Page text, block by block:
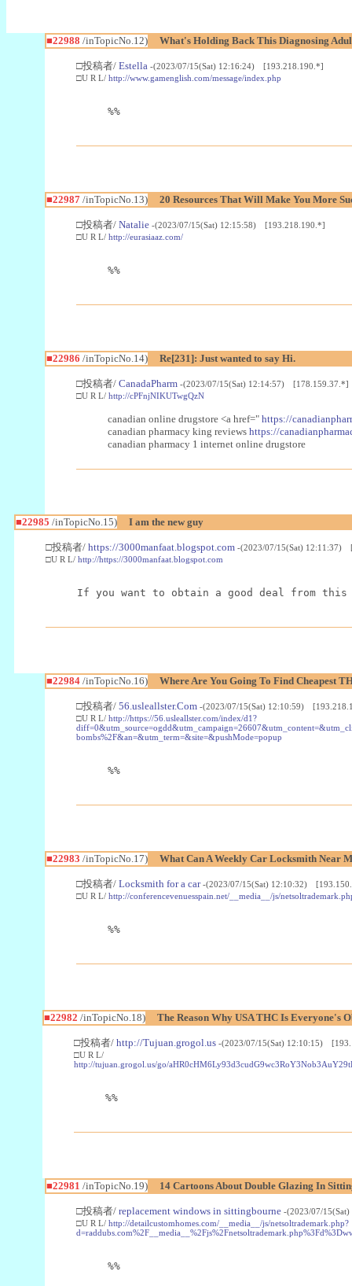
■22988 /inTopicNo.12) What's Holding Back This Diagnosing
□投稿者/ Estella -(2023/07/15(Sat) 12:16:24) [193.218.190.*]
□U R L/ http://www.gamenglish.com/message/index.php
%%
■22987/inTopicNo.13) 20 Resources That Will Make You More
□投稿者/ Natalie -(2023/07/15(Sat) 12:15:58) [193.218.190.*]
□U R L/ http://eurasiaaz.com/
%%
■22986 /inTopicNo.14) Re[231]: Just wanted to say Hi.
□投稿者/ CanadaPharm -(2023/07/15(Sat) 12:14:57) [178.159.37.*]
□U R L/ http://cPFnjNIKUTwgQzN
canadian online drugstore <a href=" https://
canadian pharmacy king reviews https://
canadian pharmacy 1 internet online drugstore
■22985 /inTopicNo.15) I am the new guy
□投稿者/ https://3000manfaat.blogspot.com -(2023/07/15(Sat) 12:11:37)
□U R L/ http://https://3000manfaat.blogspot.com
If you want to obtain a good deal from this
■22984/inTopicNo.16) Where Are You Going To Find Cheapest
□投稿者/ 56.usleallster.Com -(2023/07/15(Sat) 12:10:59)
□U R L/ http://https://56.usleallster.com/index/d1?
bombs%2F&an=&utm_term=&site=&pushMode=popup
%%
■22983 /inTopicNo.17) What Can A Weekly Car Locksmith Near
□投稿者/ Locksmith for a car -(2023/07/15(Sat) 12:10:32)
□U R L/ http://conferencevenuesspain.net/__media__/js/
%%
■22982 /inTopicNo.18) The Reason Why USA THC Is Everyone's
□投稿者/ http://Tujuan.grogol.us -(2023/07/15(Sat) 12:10:15)
□U R L/
http://tujuan.grogol.us/go/
%%
■22981 /inTopicNo.19) 14 Cartoons About Double Glazing In
□投稿者/ replacement windows in sittingbourne -(2023/07/
□U R L/ http://detailcustomhomes.com/__media__/js/netsoltrademark.php?
%%